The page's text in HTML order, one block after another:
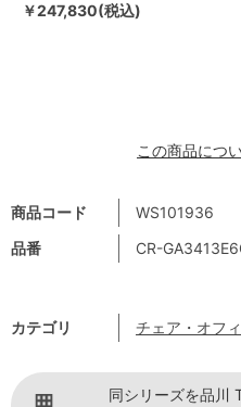
商品コード
WS101936
品番
CR-
カテゴリ チェア・オフ
￥247,830(税込)
この商品につ
同シリーズを品川